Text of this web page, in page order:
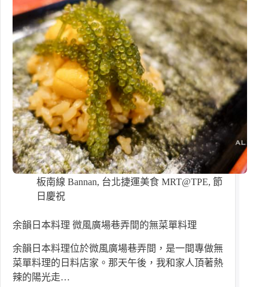
板南線 Bannan, 台北捷運美食 MRT@TPE, 節
日慶祝
余韻日本料理 微風廣場巷弄間的無菜單料理
余韻日本料理位於微風廣場巷弄間，是一間專做無
菜單料理的日料店家。那天午後，我和家人頂著熱
辣的陽光走…